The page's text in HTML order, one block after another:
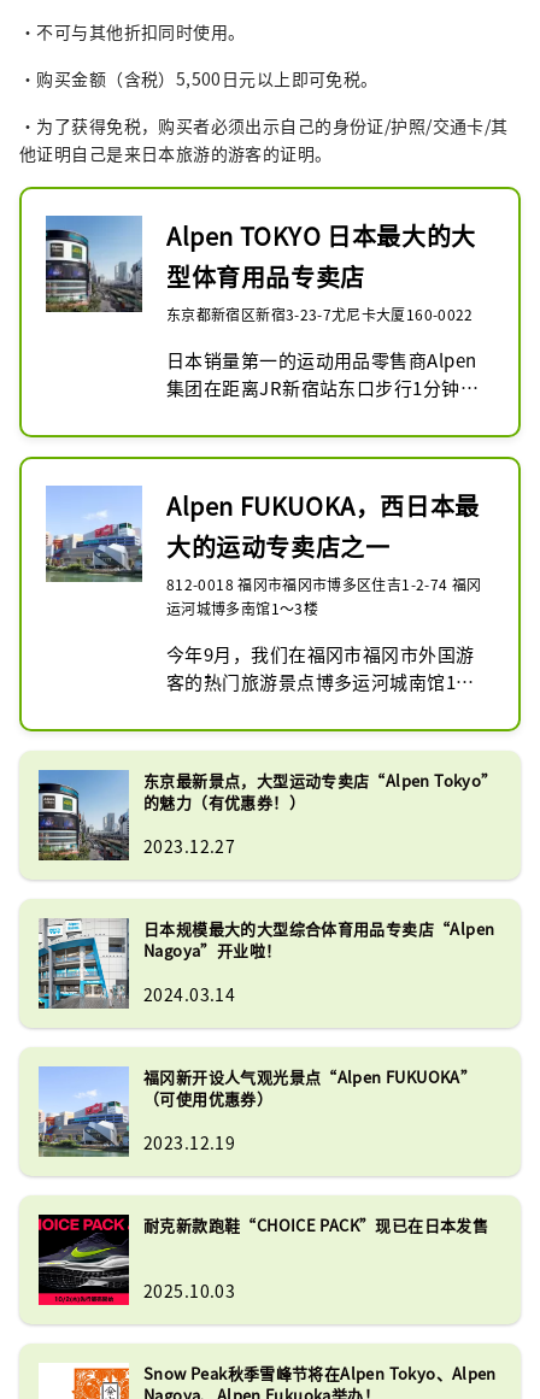
・不可与其他折扣同时使用。
・购买金额（含税）5,500日元以上即可免税。
・为了获得免税，购买者必须出示自己的身份证/护照/交通卡/其
他证明自己是来日本旅游的游客的证明。
Alpen TOKYO 日本最大的大
型体育用品专卖店
东京都新宿区新宿3-23-7尤尼卡大厦160-0022
日本销量第一的运动用品零售商Alpen
集团在距离JR新宿站东口步行1分钟的
2层、地上8层的巨大楼层内，设有综合
大型户外用品专卖店“Alpen
Outdoors旗舰店”、以及“Alpen
Outdoors旗舰店”等3家店铺。高尔夫
专卖店“Golf 5 Flagship Store”。我
们拥有日本最大的适合商务类型的销售
我们经营多种产品，包括流行的日本品
牌、Nike、Adidas、New Balance、
Hokayoneyone、Honma、Majesty
等。
Alpen FUKUOKA，西日本最
大的运动专卖店之一
812-0018 福冈市福冈市博多区住吉1-2-74 福冈
运河城博多南馆1～3楼
今年9月，我们在福冈市福冈市外国游
客的热门旅游景点博多运河城南馆1至3
FUKUOKA。
楼和三楼部分是Sports Depot旗舰店，
卖店， Alpen Outdoors旗舰店。我们
拥有九州地区最大的销售楼层之一，拥
有三种类型的商店。
我们提供各种运动类别的产品，包括超
过 280 个户外品牌和超过 88 个高尔夫
品牌。我们还提供各种流行的日本品
Snow Peaks、Soto、Majesty 和
Honma。
东京最新景点，大型运动专卖店“Alpen Tokyo”
的魅力（有优惠券！）
2023.12.27
日本规模最大的大型综合体育用品专卖店“Alpen
Nagoya”开业啦！
2024.03.14
福冈新开设人气观光景点“Alpen FUKUOKA”
（可使用优惠券）
2023.12.19
耐克新款跑鞋“CHOICE PACK”现已在日本发售
2025.10.03
Snow Peak秋季雪峰节将在Alpen Tokyo、Alpen